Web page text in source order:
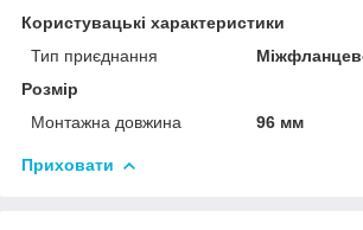
Користувацькі характеристики
Тип приєднання
Розмір
Монтажна довжина
96 мм
Приховати